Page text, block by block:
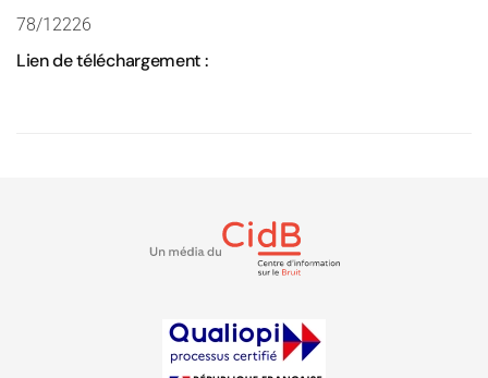
78/12226
Lien de téléchargement :